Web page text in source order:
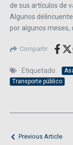
de sus artículos de
Algunos
por algunos meses,
Compartir
Etiquetado:
Transporte público
Previous Article